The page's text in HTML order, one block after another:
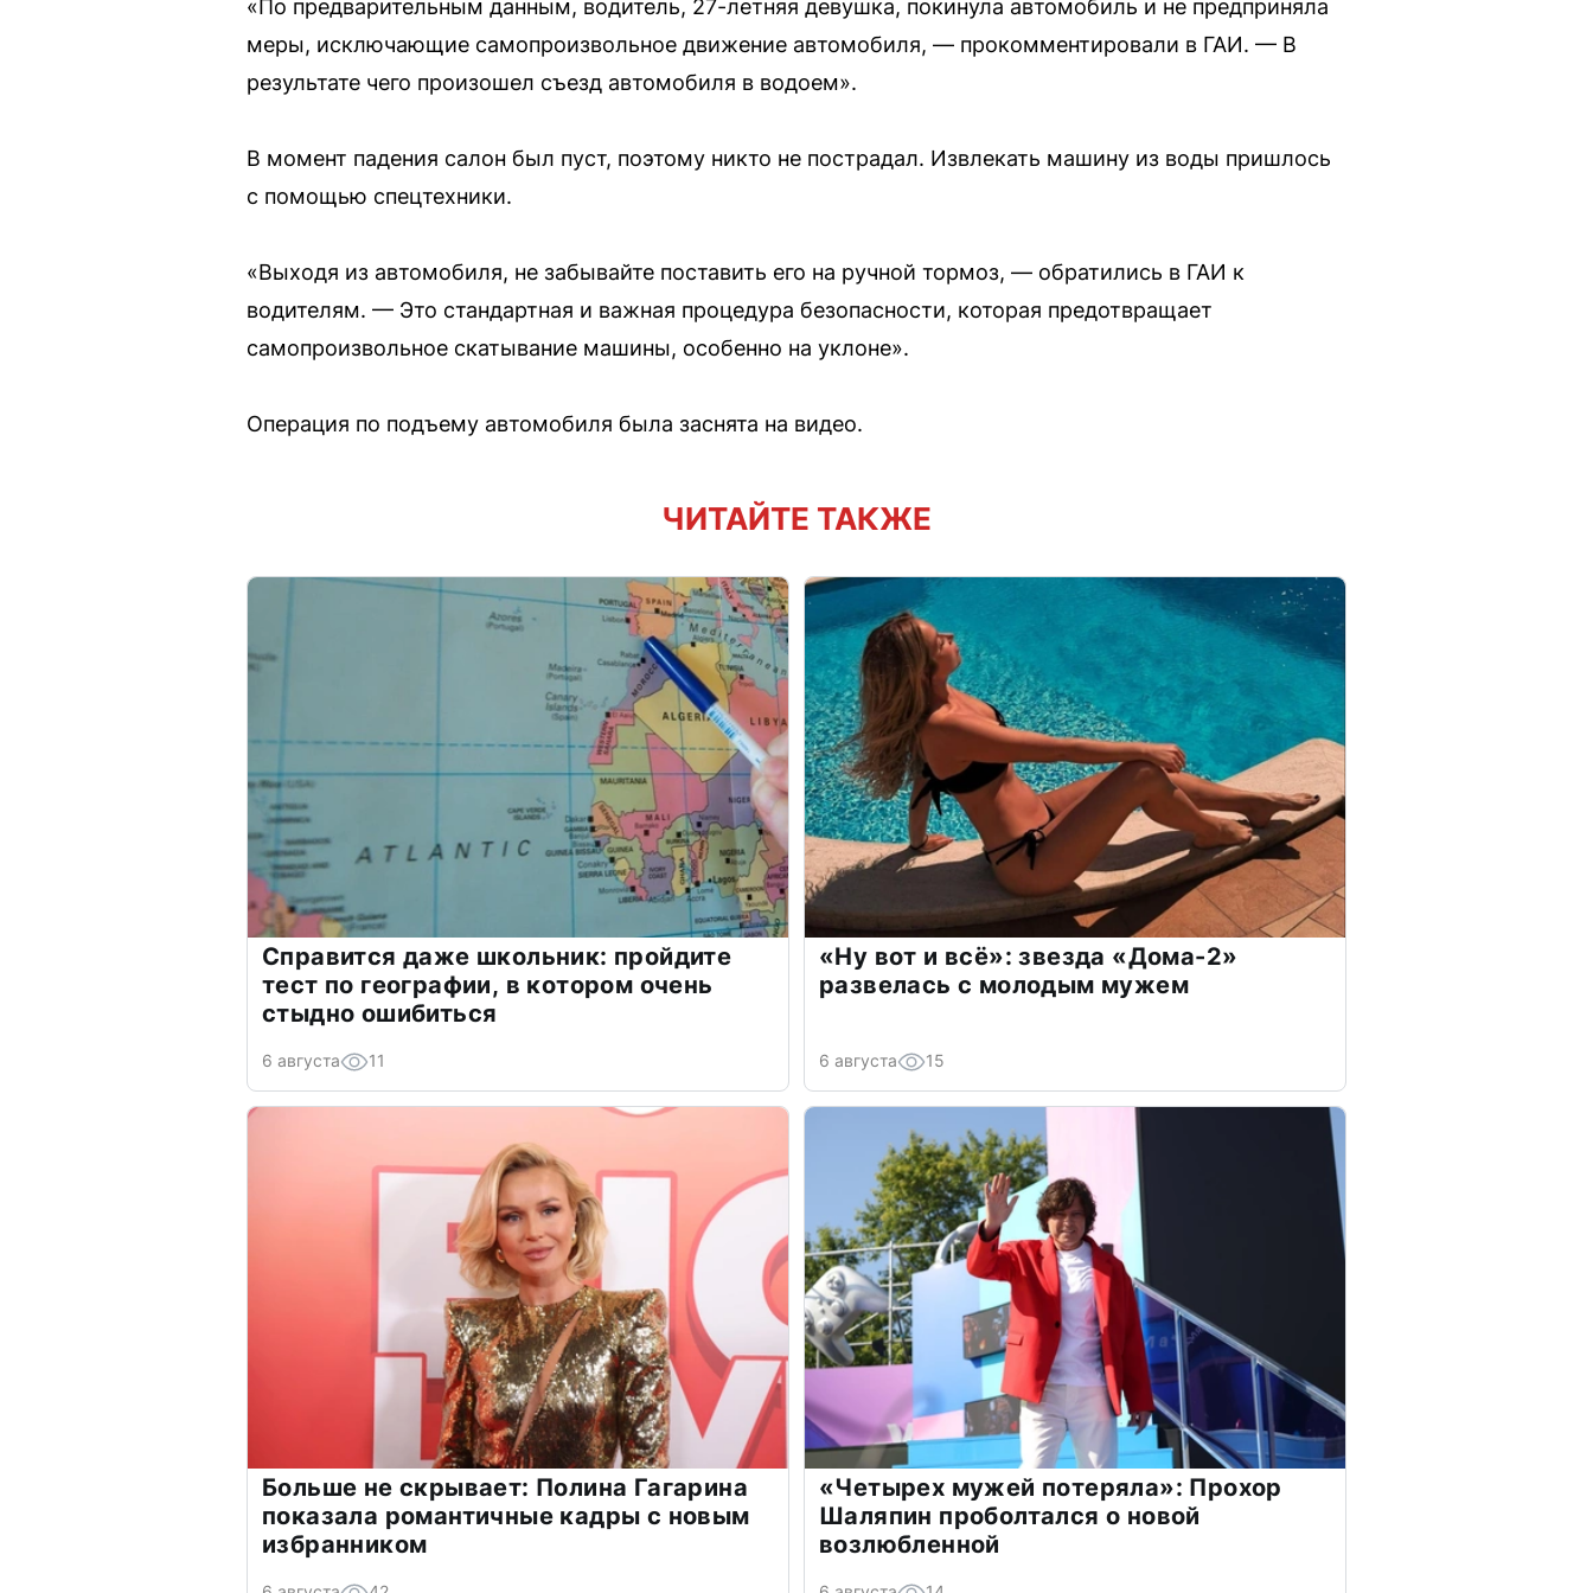
«По предварительным данным, водитель, 27-летняя девушка, покинула автомобиль и не предприняла
меры, исключающие самопроизвольное движение автомобиля, — прокомментировали в ГАИ. — В
результате чего произошел съезд автомобиля в водоем».
В момент падения салон был пуст, поэтому никто не пострадал. Извлекать машину из воды пришлось
с помощью спецтехники.
«Выходя из автомобиля, не забывайте поставить его на ручной тормоз, — обратились в ГАИ к
водителям. — Это стандартная и важная процедура безопасности, которая предотвращает
самопроизвольное скатывание машины, особенно на уклоне».
Операция по подъему автомобиля была заснята на видео.
ЧИТАЙТЕ ТАКЖЕ
Справится даже школьник: пройдите
тест по географии, в котором очень
стыдно ошибиться
6 августа 11
«Ну вот и всё»: звезда «Дома-2»
развелась с молодым мужем
6 августа 15
Больше не скрывает: Полина Гагарина
показала романтичные кадры с новым
избранником
«Четырех мужей потеряла»: Прохор
Шаляпин проболтался о новой
возлюбленной